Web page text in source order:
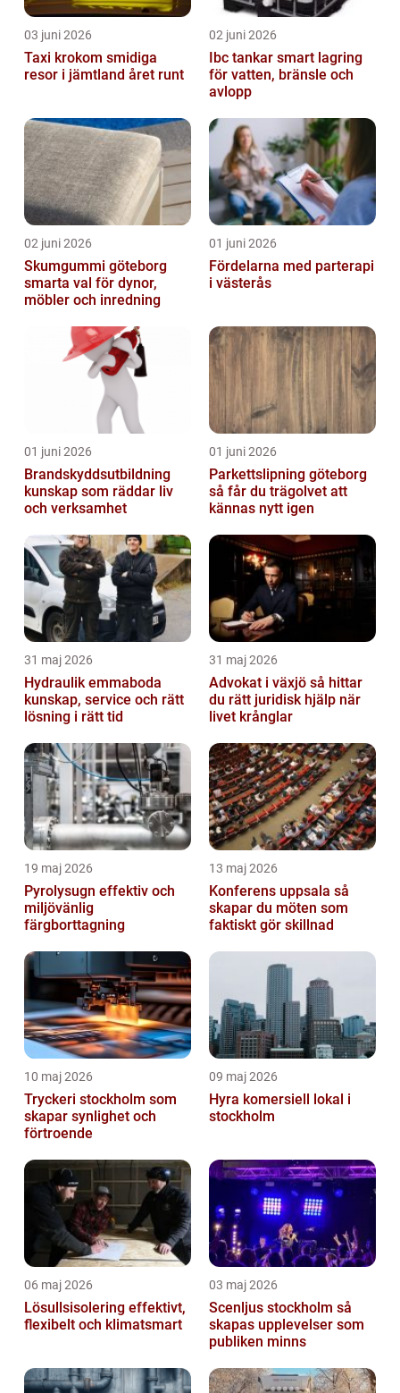
03 juni 2026
Taxi krokom smidiga
resor i jämtland året runt
02 juni 2026
Ibc tankar smart lagring
för vatten, bränsle och
avlopp
02 juni 2026
Skumgummi göteborg
smarta val för dynor,
möbler och inredning
01 juni 2026
Fördelarna med parterapi
i västerås
01 juni 2026
Brandskyddsutbildning
kunskap som räddar liv
och verksamhet
01 juni 2026
Parkettslipning göteborg
så får du trägolvet att
kännas nytt igen
31 maj 2026
Hydraulik emmaboda
kunskap, service och rätt
lösning i rätt tid
31 maj 2026
Advokat i växjö så hittar
du rätt juridisk hjälp när
livet krånglar
19 maj 2026
Pyrolysugn effektiv och
miljövänlig
färgborttagning
13 maj 2026
Konferens uppsala så
skapar du möten som
faktiskt gör skillnad
10 maj 2026
Tryckeri stockholm som
skapar synlighet och
förtroende
09 maj 2026
Hyra komersiell lokal i
stockholm
06 maj 2026
Lösullsisolering effektivt,
flexibelt och klimatsmart
03 maj 2026
Scenljus stockholm så
skapas upplevelser som
publiken minns